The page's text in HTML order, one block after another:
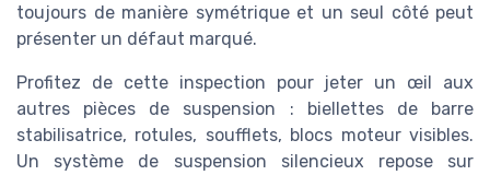
toujours de manière symétrique et un seul côté peut
présenter un défaut marqué.
Profitez de cette inspection pour jeter un œil aux
autres pièces de suspension : biellettes de barre
stabilisatrice, rotules, soufflets, blocs moteur visibles.
Un système de suspension silencieux repose sur